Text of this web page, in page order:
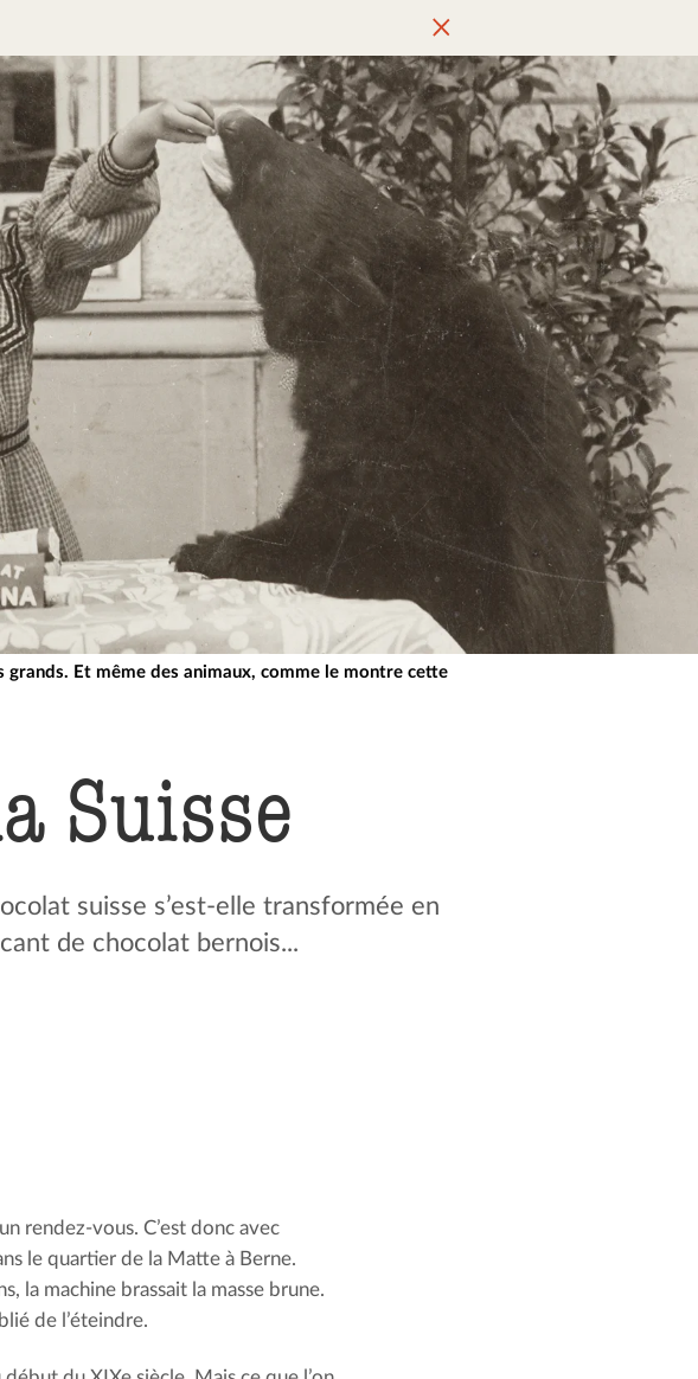
Et même des animaux, comme le montre cette
Suisse
suisse s’est-elle transformée en
de chocolat bernois...
rendez-vous. C’est donc avec
le quartier de la Matte à Berne.
la machine brassait la masse brune.
de l’éteindre.